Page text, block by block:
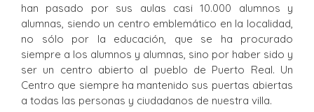
han pasado por sus aulas casi 10.000 alumnos y
alumnas, siendo un centro emblemático en la localidad,
no sólo por la educación, que se ha procurado
siempre a los alumnos y alumnas, sino por haber sido y
ser un centro abierto al pueblo de Puerto Real. Un
Centro que siempre ha mantenido sus puertas abiertas
a todas las personas y ciudadanos de nuestra villa.